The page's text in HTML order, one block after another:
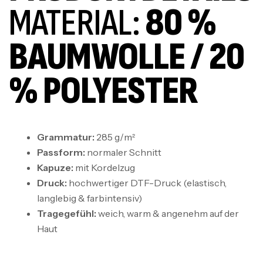
MATERIAL:80 %
BAUMWOLLE / 20
% POLYESTER
Grammatur: 285 g/m²
Passform: normaler Schnitt
Kapuze: mit Kordelzug
Druck: hochwertiger DTF-Druck (elastisch,
langlebig & farbintensiv)
Tragegefühl: weich, warm & angenehm auf der
Haut